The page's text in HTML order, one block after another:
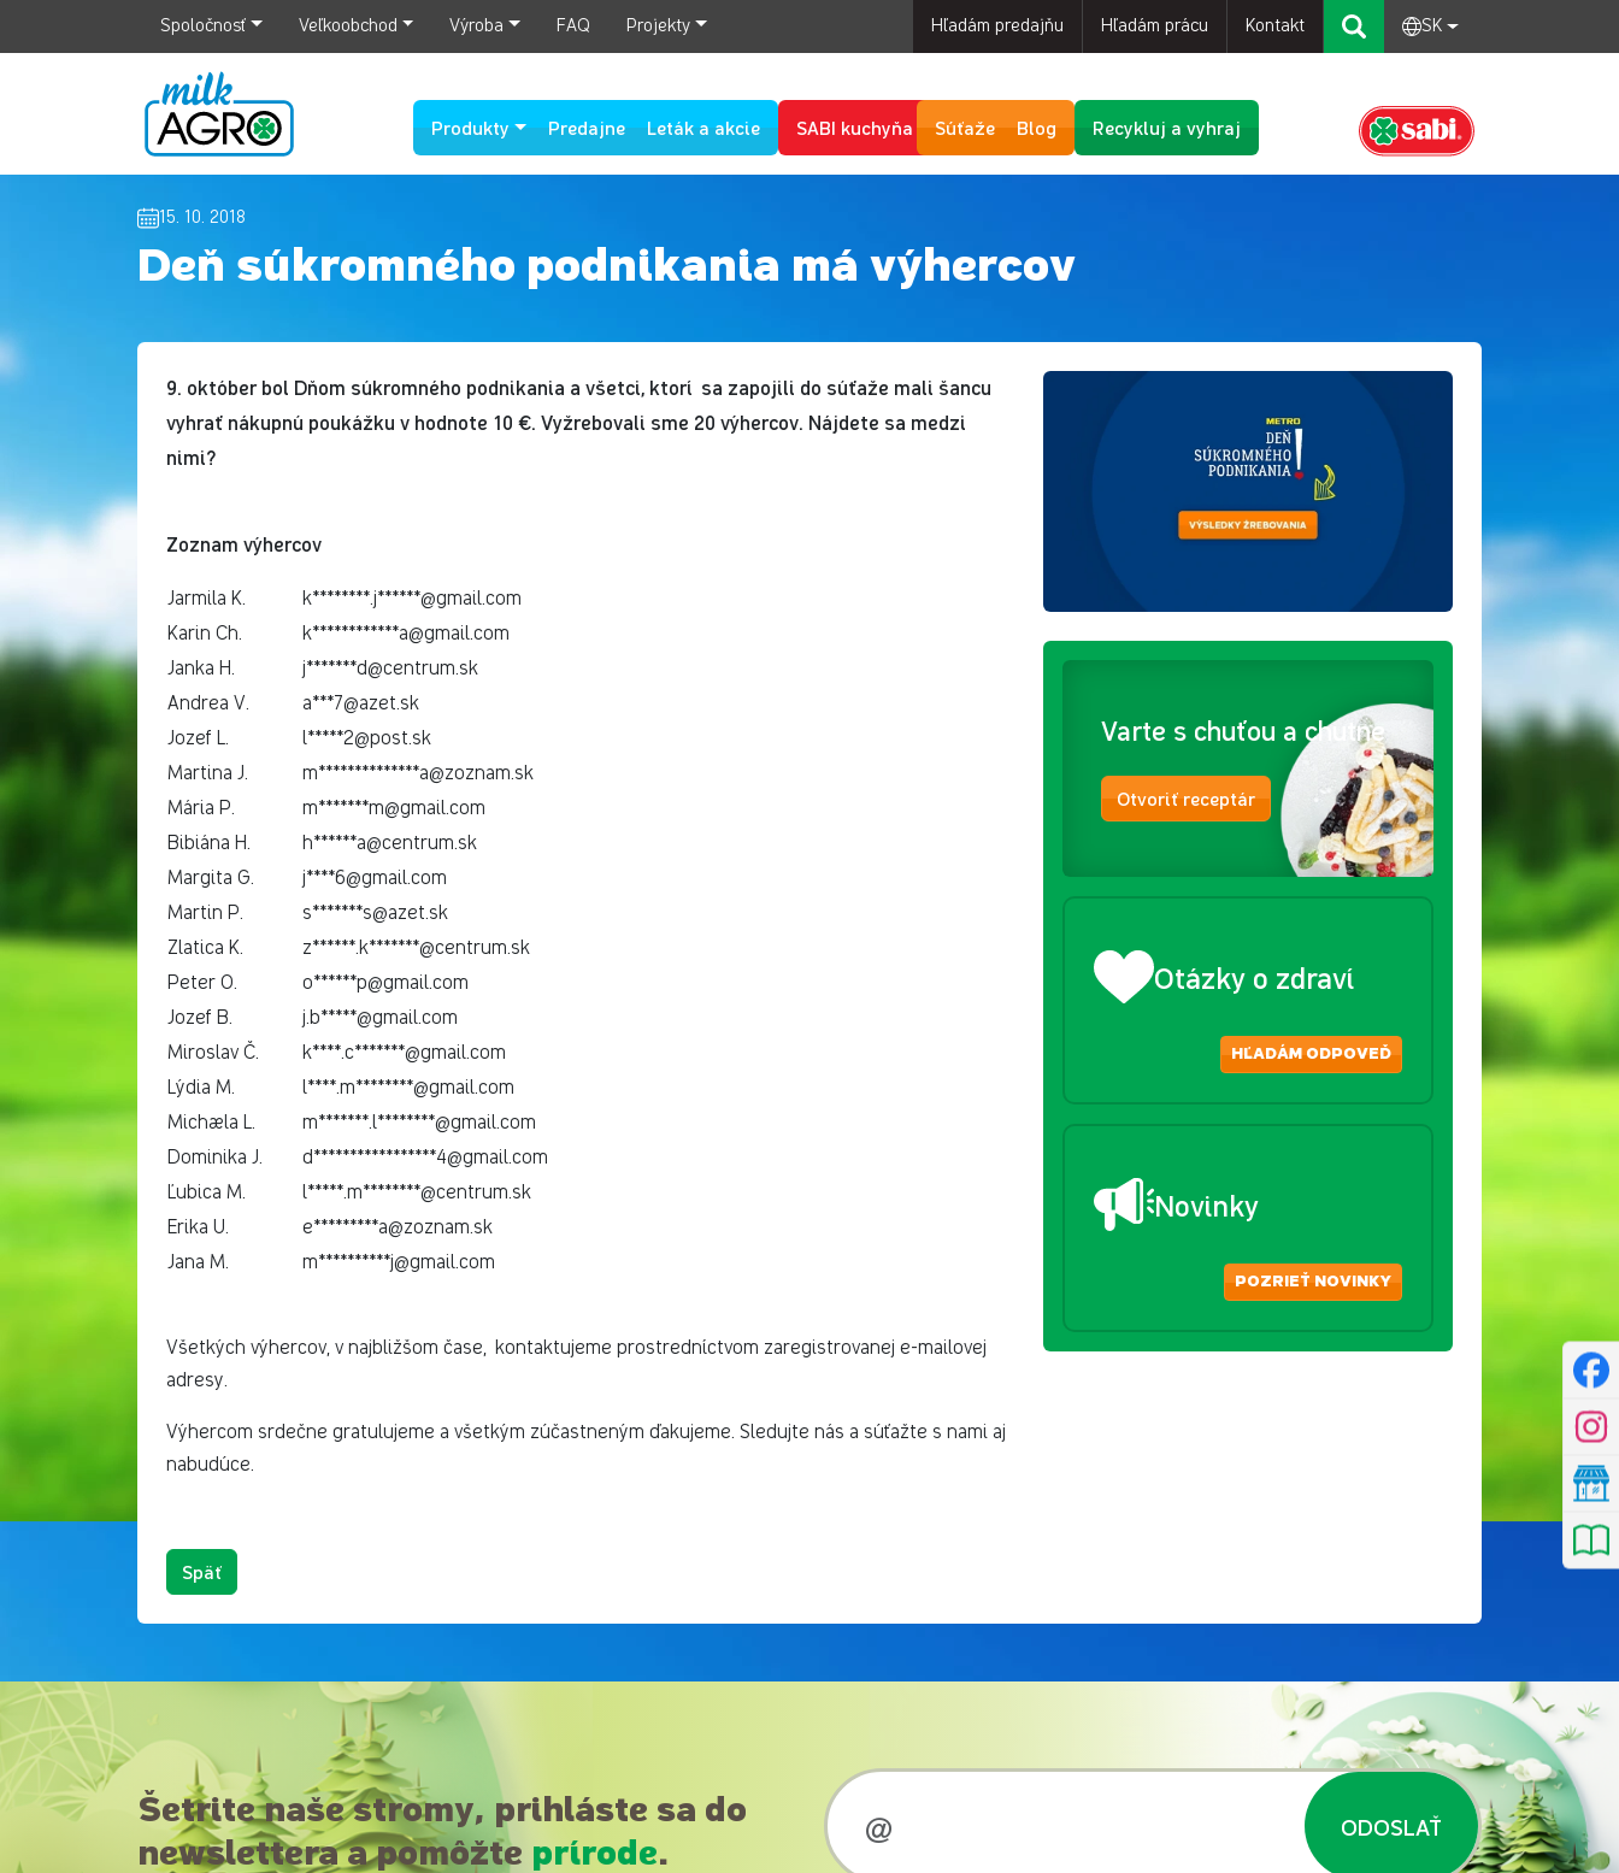
Spoločnosť Veľkoobchod Výroba FAQ Projekty Hľadám predajňu Hľadám prácu Kontakt SK
Produkty Predajne Leták a akcie SABI kuchyňa Súťaže Blog Recykluj a vyhraj
15. 10. 2018
Deň súkromného podnikania má výhercov
9. október bol Dňom súkromného podnikania a všetci, ktorí sa zapojili do súťaže mali šancu
vyhrať nákupnú poukážku v hodnote 10 €. Vyžrebovali sme 20 výhercov. Nájdete sa medzi
nimi?
Zoznam výhercov
Jarmila K.
k********.j******@gmail.com
Karin Ch.
k************a@gmail.com
Janka H.
j*******d@centrum.sk
Andrea V.
a***7@azet.sk
Jozef L.
l*****2@post.sk
Martina J.
m**************a@zoznam.sk
Mária P.
m*******m@gmail.com
Bibiána H.
h******a@centrum.sk
Margita G.
j****6@gmail.com
Martin P.
s*******s@azet.sk
Zlatica K.
z******.k*******@centrum.sk
Peter O.
o******p@gmail.com
Jozef B.
j.b*****@gmail.com
Miroslav Č.
k****.c*******@gmail.com
Lýdia M.
l****.m********@gmail.com
Michaela L.
m*******.l********@gmail.com
Dominika J.
d*****************4@gmail.com
Ľubica M.
l*****.m********@centrum.sk
Erika U.
e*********a@zoznam.sk
Jana M.
m**********j@gmail.com
Všetkých výhercov, v najbližšom čase, kontaktujeme prostredníctvom zaregistrovanej e-mailovej
adresy.
Výhercom srdečne gratulujeme a všetkým zúčastneným ďakujeme. Sledujte nás a súťažte s nami aj
nabudúce.
Varte s chuťou a chutne
Otvoriť receptár
Otázky o zdraví
HĽADÁM ODPOVEĎ
Novinky
POZRIEŤ NOVINKY
Späť
Šetrite naše stromy, prihláste sa do
newslettera a pomôžte prírode.
ODOSLAŤ